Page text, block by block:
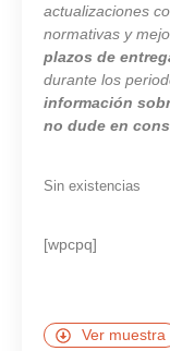
actualizaciones
normativas y
plazos de
durante los
información
no dude en
Sin existencias
[wpcpq]
Ver muestra